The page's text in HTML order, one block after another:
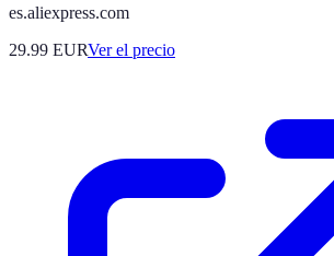
es.aliexpress.com
29.99 EURVer el precio